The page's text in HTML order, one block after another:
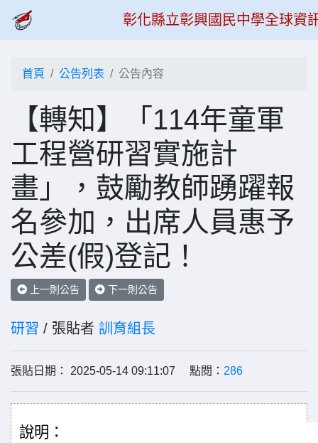
彰化縣立彰興國民中學全球資
首頁 公告列表 公告內容
【轉知】「114年童軍
工程營研習實施計
畫」，鼓勵教師踴躍報
名參加，出席人員惠予
公差(假)登記！
上一則公告 下一則公告
研習 / 張貼者 訓育組長
張貼日期： 2025-05-14 09:11:07 點閱： 286
說明：